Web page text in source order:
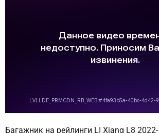
Багажник на рейлинги LI Xiang L8 2022-